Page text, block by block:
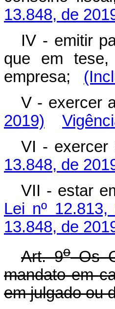
13.848, de
IV - emitir
que em
empresa;
V - exercer
2019)
VI -
13.848, de
VII - estar
Lei nº
13.848, de
Art. 9oOs
mandato em
em julgado ou